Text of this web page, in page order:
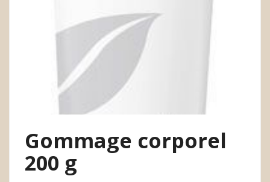
Gommage corporel
200 g